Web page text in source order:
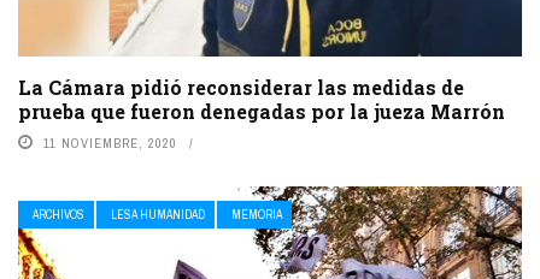
La Cámara pidió reconsiderar las medidas de
prueba que fueron denegadas por la jueza Marrón
11 NOVIEMBRE, 2020
ARCHIVOS LESA HUMANIDAD MEMORIA